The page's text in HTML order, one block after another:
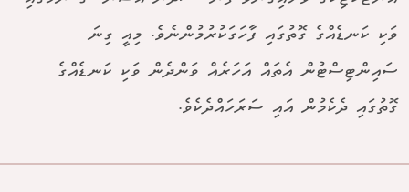
ވަކި ކަނޑެއްގެ ގޮތުގައި ފާހަގަކުރުމުންނެވެ. މިއީ ގިނަ
ސައިންޓިސްޓުން އެތައް އަހަރެއް ވަންދެން ވަކި ކަނޑެއްގެ
ގޮތުގައި ދެކެމުން އައި ސަރަހައްދެކެވެ.